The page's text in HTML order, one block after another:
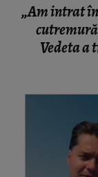
„Am intrat
Vedeta a